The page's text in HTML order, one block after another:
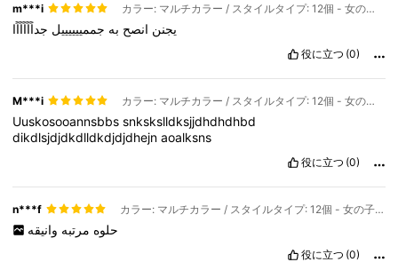
m***i カラー: マルチカラー / スタイルタイプ: 12個 - 女の子はもっと欲しい
يجنن انصح به جممييييييل جداًاًاًاًاًا
役に立つ (0)
M***i カラー: マルチカラー / スタイルタイプ: 12個 - 女の子はもっと欲しい
Uuskosooannsbbssnkskslldksjjdhdhdhbd
dikdlsjdjdkdlldkdjdjdhejnaoalksns
役に立つ (0)
n***f カラー: マルチカラー / スタイルタイプ: 12個 - 女の子はもっと欲しい
حلوه مرتبه وانيقه
役に立つ (0)